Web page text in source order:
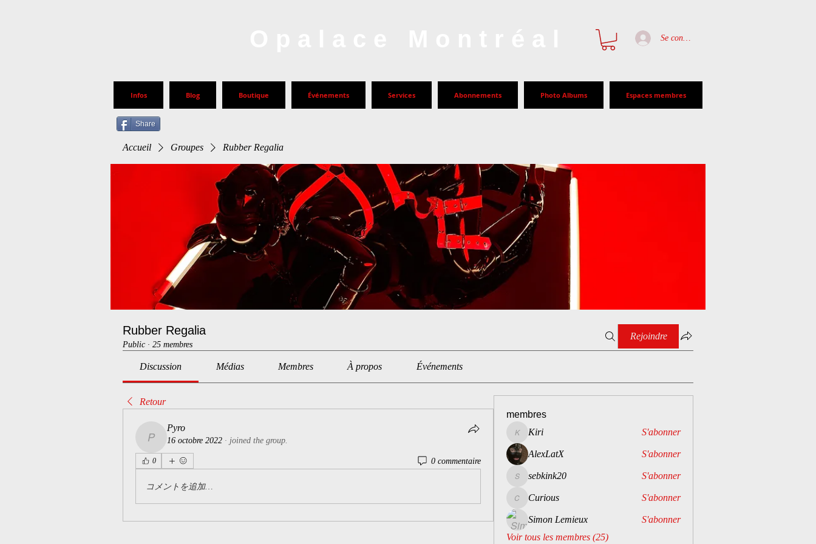
Se connecter
Infos Blog Boutique Événements Services Abonnements Photo Albums Espaces membres
Share
Accueil Groupes Rubber Regalia
Rubber Regalia
Public · 25 membres
Rejoindre
Discussion Médias Membres À propos Événements
Retour
Pyro
Pyro
16 octobre 2022 · joined the group.
0 0 commentaire
コメントを追加…
membres
Kiri S'abonner
AlexLatX S'abonner
sebkink20 S'abonner
Curious S'abonner
Simon Lemieux
S'abonner
Voir tous les membres (25)